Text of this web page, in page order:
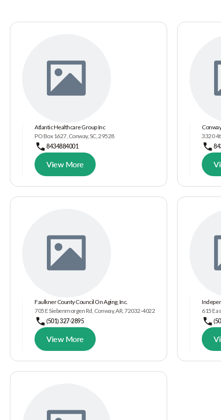
Atlantic Healthcare Group Inc
PO Box 1627, Conway, SC, 29528
8434884001
View More
3320
Faulkner County Council On Aging, Inc.
705 E Siebenmorgen Rd, Conway, AR, 72032-4022
(501) 327-2895
View More
615